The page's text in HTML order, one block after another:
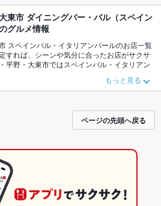
東市 ダイニングバー・バル（スペイン
グルメ情報
スペインバル・イタリアンバールのお店一覧
すれば、シーンや気分に合ったお店がサクサ
平野・大東市ではスペインバル・イタリアン
お得なクーポンはもちろん、こだわりメニュ
や季節のおすすめ料理など、お店の最新情報
会にも、会社の宴会にも、デートやパーティ
ーグルメをご利用ください。
もっと見る
ページの先頭へ戻る